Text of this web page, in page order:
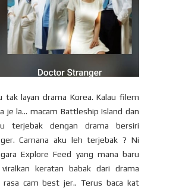
tak layan drama Korea. Kalau filem
je la... macam Battleship Island dan
terjebak dengan drama bersiri
Camana aku leh terjebak ? Ni
Explore Feed yang mana baru
keratan babak dari drama
cam best jer.. Terus baca kat